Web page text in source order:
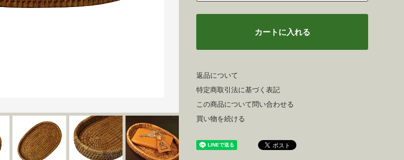
カートに入れる
返品について
特定商取引法に基づく表記
この商品について問い合わせる
買い物を続ける